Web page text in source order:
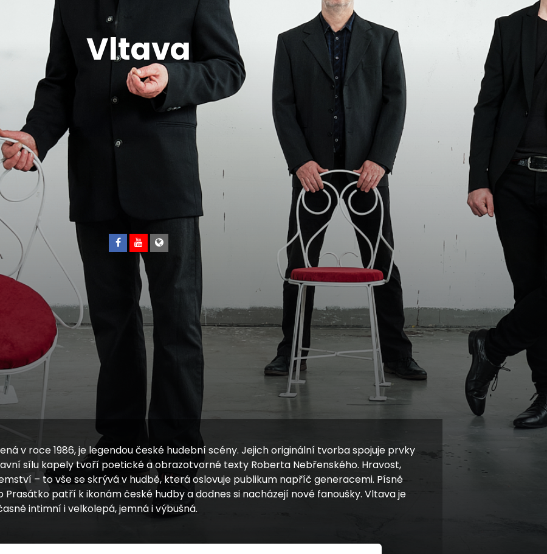
Vltava
v roce 1986, je legendou české hudební scény. Jejich originální tvorba spojuje prvky
sílu kapely tvoří poetické a obrazotvorné texty Roberta Nebřenského. Hravost,
– to vše se skrývá v hudbě, která oslovuje publikum napříč generacemi. Písně
Prasátko patří k ikonám české hudby a dodnes si nacházejí nové fanoušky. Vltava je
intimní i velkolepá, jemná i výbušná.